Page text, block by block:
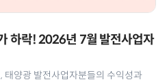
하락! 2026년 7월 발전사업자
태양광 발전사업자분들의 수익성과